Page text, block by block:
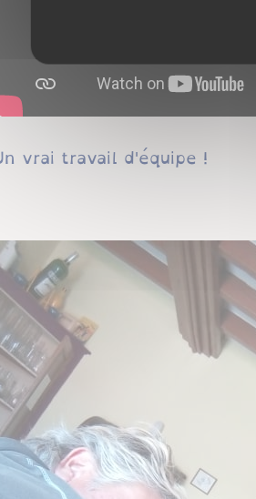
vrai travail d'équipe !